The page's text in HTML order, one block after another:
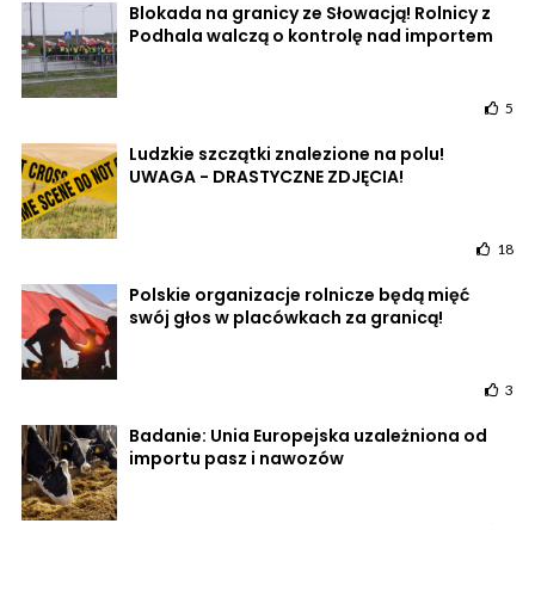
Blokada na granicy ze Słowacją! Rolnicy z
Podhala walczą o kontrolę nad importem
5
Ludzkie szczątki znalezione na polu!
UWAGA - DRASTYCZNE ZDJĘCIA!
18
Polskie organizacje rolnicze będą mięć
swój głos w placówkach za granicą!
3
Badanie: Unia Europejska uzależniona od
importu pasz i nawozów